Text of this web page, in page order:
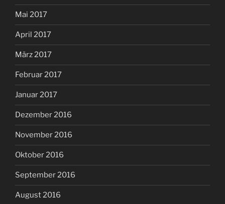
Mai 2017
April 2017
März 2017
Februar 2017
Januar 2017
Dezember 2016
November 2016
Oktober 2016
September 2016
August 2016